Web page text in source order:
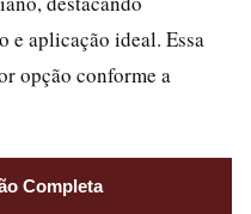
e aplicação ideal. Essa
opção conforme a
Completa